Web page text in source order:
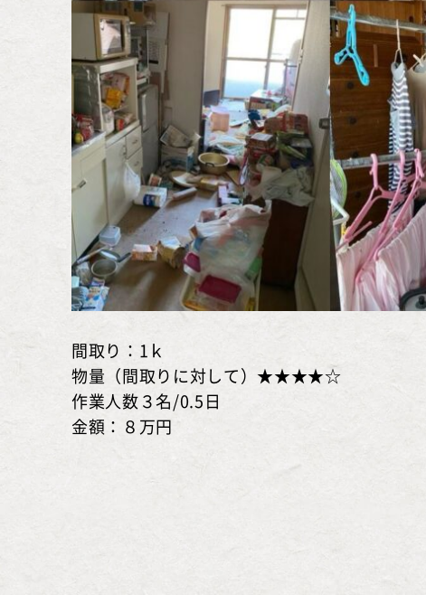
間取り：1ｋ
物量（間取りに対して）★★★★☆
作業人数３名/0.5日
金額：８万円